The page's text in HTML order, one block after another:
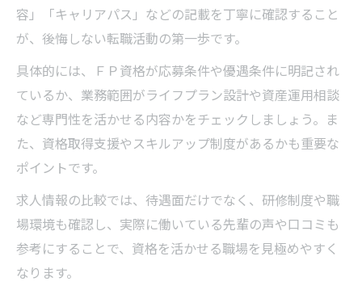
容」「キャリアパス」などの記載を丁寧に確認すること
が、後悔しない転職活動の第一歩です。
具体的には、ＦＰ資格が応募条件や優遇条件に明記され
ているか、業務範囲がライフプラン設計や資産運用相談
など専門性を活かせる内容かをチェックしましょう。ま
た、資格取得支援やスキルアップ制度があるかも重要な
ポイントです。
求人情報の比較では、待遇面だけでなく、研修制度や職
場環境も確認し、実際に働いている先輩の声や口コミも
参考にすることで、資格を活かせる職場を見極めやすく
なります。